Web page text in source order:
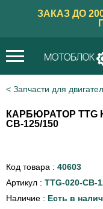
ЗАКАЗ ДО
Запчасти для
КАРБЮРАТОР
СВ-125/150
Код товара : 40603
Артикул : TTG-020-СВ-
Наличие : Есть в